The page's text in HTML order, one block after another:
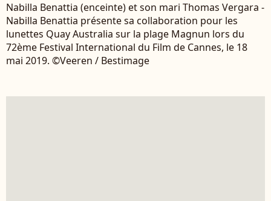
Nabilla Benattia (enceinte) et son mari Thomas Vergara -
Nabilla Benattia présente sa collaboration pour les
lunettes Quay Australia sur la plage Magnun lors du
72ème Festival International du Film de Cannes, le 18
mai 2019. ©Veeren / Bestimage